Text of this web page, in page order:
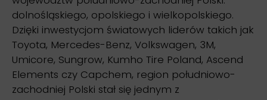
dolnośląskiego, opolskiego i wielkopolskiego.
Dzięki inwestycjom światowych liderów takich jak
Toyota, Mercedes-Benz, Volkswagen, 3M,
Umicore, Sungrow, Kumho Tire Poland, Ascend
Elements czy Capchem, region południowo-
zachodniej Polski stał się jednym z